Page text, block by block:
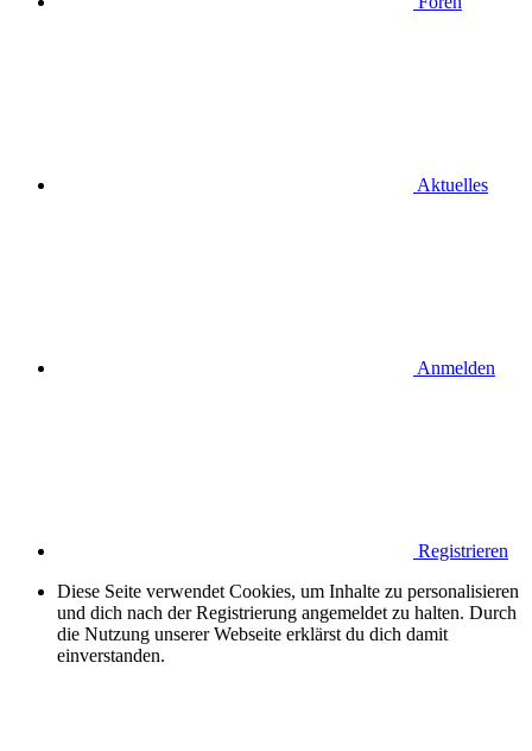
Aktuelles
Anmelden
Registrieren
Diese Seite verwendet Cookies, um Inhalte zu personalisieren
und dich nach der Registrierung angemeldet zu halten. Durch
die Nutzung unserer Webseite erklärst du dich damit
einverstanden.